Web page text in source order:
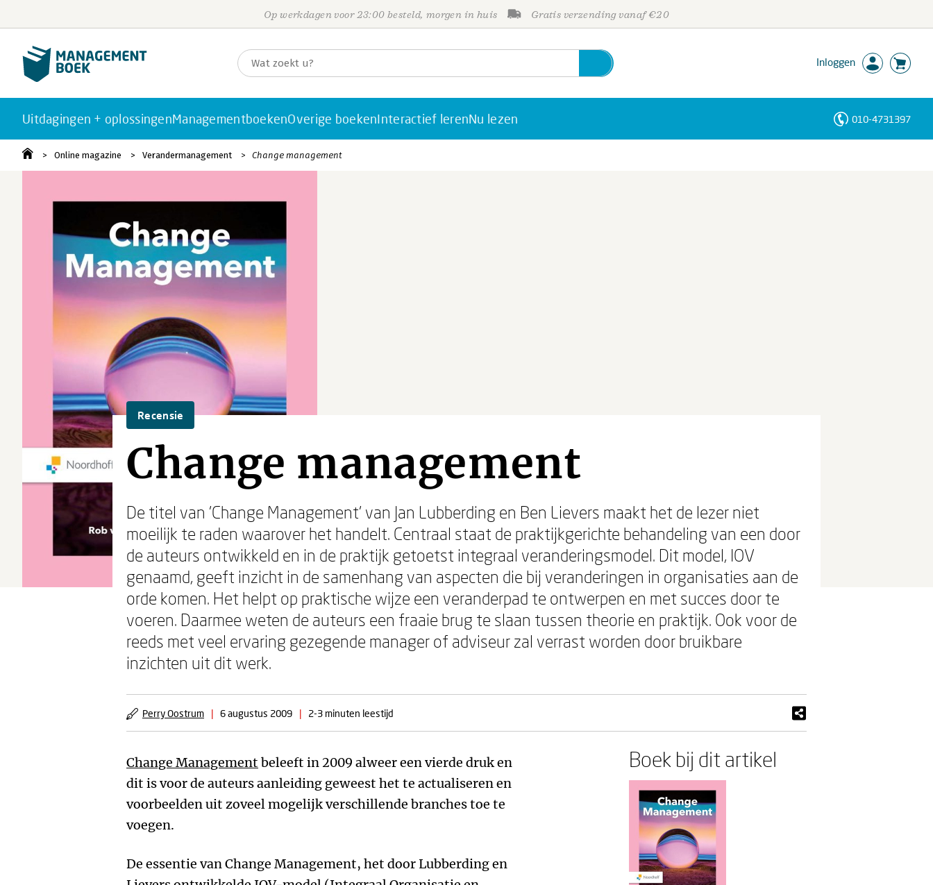
Op werkdagen voor 23:00 besteld, morgen in huis Gratis verzending vanaf €20
Inloggen
Uitdagingen + oplossingenManagementboekenOverige boekenInteractief lerenNu lezen 010-4731397
Online magazine Verandermanagement Change management
Recensie
Change management
De titel van 'Change Management' van Jan Lubberding en Ben Lievers maakt het de lezer niet
moeilijk te raden waarover het handelt. Centraal staat de praktijkgerichte behandeling van een door
de auteurs ontwikkeld en in de praktijk getoetst integraal veranderingsmodel. Dit model, IOV
genaamd, geeft inzicht in de samenhang van aspecten die bij veranderingen in organisaties aan de
orde komen. Het helpt op praktische wijze een veranderpad te ontwerpen en met succes door te
voeren. Daarmee weten de auteurs een fraaie brug te slaan tussen theorie en praktijk. Ook voor de
reeds met veel ervaring gezegende manager of adviseur zal verrast worden door bruikbare
inzichten uit dit werk.
Perry Oostrum | 6 augustus 2009 | 2-3 minuten leestijd
Change Management beleeft in 2009 alweer een vierde druk en
dit is voor de auteurs aanleiding geweest het te actualiseren en
voorbeelden uit zoveel mogelijk verschillende branches toe te
voegen.
De essentie van Change Management, het door Lubberding en
Boek bij dit artikel
Personen